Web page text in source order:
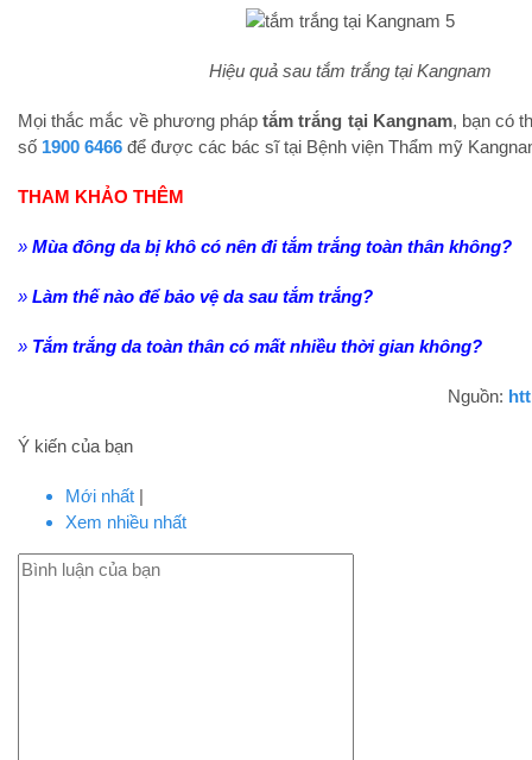
Hiệu quả sau tắm trắng tại Kangnam
Mọi thắc mắc về phương pháptắm trắng tại Kangnam, bạn có
số 1900 6466 để được các bác sĩ tại Bệnh viện Thẩm mỹ
THAM KHẢO THÊM
» Mùa đông da bị khô có nên đi tắm trắng toàn thân không?
» Làm thế nào để bảo vệ da sau tắm trắng?
» Tắm trắng da toàn thân có mất nhiều thời gian không?
Nguồn:
Ý kiến của bạn
Mới nhất |
Xem nhiều nhất